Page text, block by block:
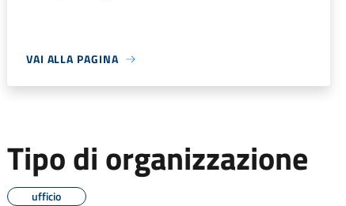
VAI ALLA PAGINA
Tipo di organizzazione
ufficio